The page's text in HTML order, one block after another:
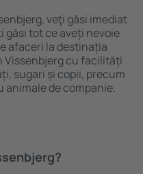
veţi găsi imediat
găsi tot ce aveți nevoie
afaceri la destinația
Vissenbjerg cu facilități
sugari și copii, precum
animale de companie.